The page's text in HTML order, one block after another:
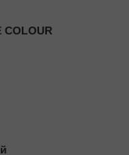
COLOUR